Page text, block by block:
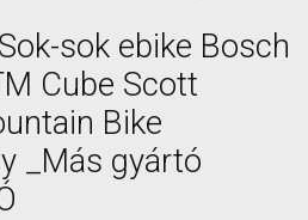
sok ebike Bosch
Cube Scott
Bike
_Más gyártó